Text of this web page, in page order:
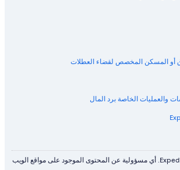
أو المسكن المخصص لقضاء العطلات
والعمليات الخاصة برد المال
لا تتحمل شركة Expedia, Inc. أي مسؤولية عن المحتوى الموجود على مواقع الويب